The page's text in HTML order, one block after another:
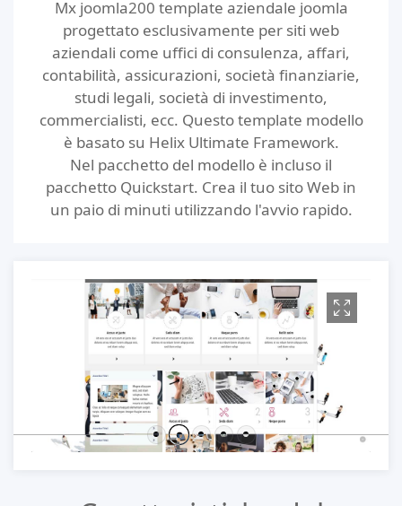
Mx joomla200 template aziendale joomla
progettato esclusivamente per siti web
aziendali come uffici di consulenza, affari,
contabilità, assicurazioni, società finanziarie,
studi legali, società di investimento,
commercialisti, ecc. Questo template modello
è basato su Helix Ultimate Framework.
Nel pacchetto del modello è incluso il
pacchetto Quickstart. Crea il tuo sito Web in
un paio di minuti utilizzando l'avvio rapido.